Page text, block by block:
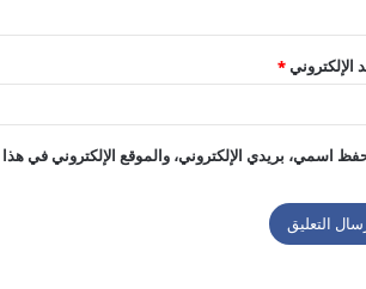
الإلكتروني*
اسمي، بريدي الإلكتروني، والموقع الإلكتروني في